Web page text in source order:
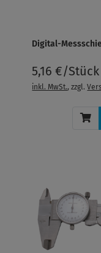
Digital-
5,16 €/Stück
inkl. MwSt., zzgl.